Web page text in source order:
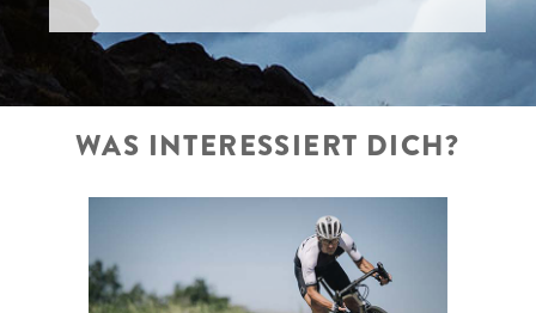
WAS INTERESSIERT DICH?